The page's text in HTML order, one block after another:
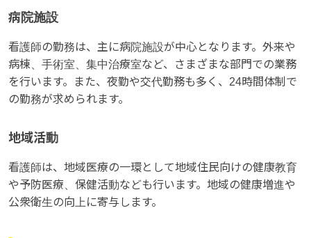
病院施設
看護師の勤務は、主に病院施設が中心となります。外来や
病棟、手術室、集中治療室など、さまざまな部門での業務
を行います。また、夜勤や交代勤務も多く、24時間体制で
の勤務が求められます。
地域活動
看護師は、地域医療の一環として地域住民向けの健康教育
や予防医療、保健活動なども行います。地域の健康増進や
公衆衛生の向上に寄与します。